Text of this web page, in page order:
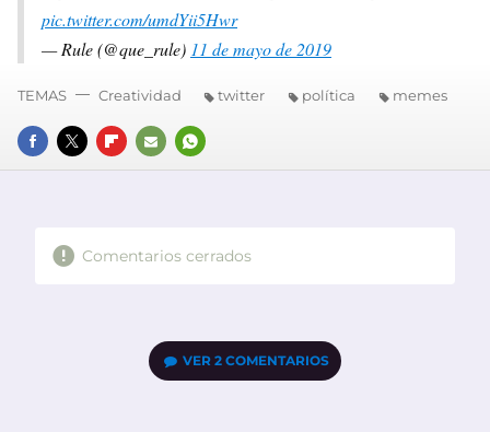
pic.twitter.com/umdYii5Hwr
— Rule (@que_rule) 11 de mayo de 2019
FACEBOOK
TWITTERFLIPBOARD
E-
WHATSAPP
TEMAS Creatividad twitter política memes
Comentarios cerrados
VER2 COMENTARIOS